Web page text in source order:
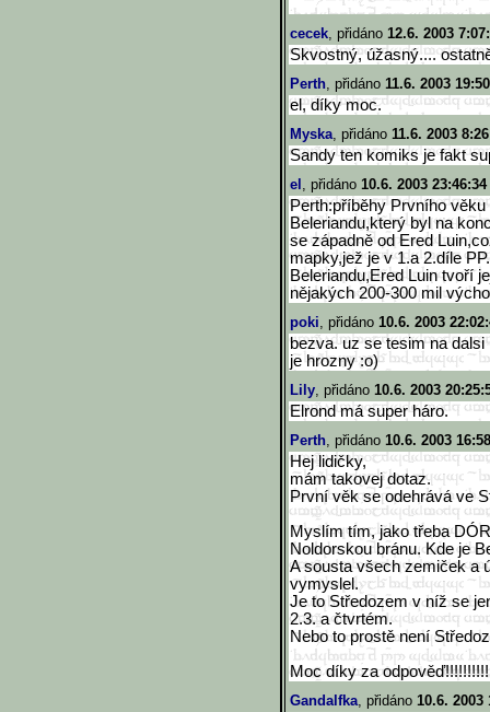
cecek, přidáno 12.6. 2003
Skvostný, úžasný....
Perth, přidáno 11.6. 2003
el, díky moc.
Myska, přidáno 11.6. 2003
Sandy ten komiks je fakt
el , přidáno 10.6. 2003 23:46:34
Perth:příběhy Prvního
Beleriandu,který byl na
se západně od Ered
mapky,jež je v 1.a 2.díle
Beleriandu,Ered Luin tvoří
nějakých 200-300 mil
poki, přidáno 10.6. 2003
bezva. uz se tesim na dalsi
je hrozny :o)
Lily, přidáno 10.6. 2003
Elrond má super háro.
Perth, přidáno 10.6. 2003
Hej lidičky,
mám takovej dotaz.
První věk se odehrává ve
Myslím tím, jako třeba
Noldorskou bránu. Kde je
A sousta všech zemiček a
vymyslel.
Je to Středozem v níž se
2.3. a čtvrtém.
Nebo to prostě není
Moc díky za
Gandalfka, přidáno 10.6. 2003